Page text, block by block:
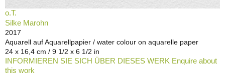
o.T.
Silke Marohn
2017
Aquarell auf Aquarellpapier / water colour on aquarelle paper
24 x 16,4 cm / 9 1/2 x 6 1/2 in
INFORMIEREN SIE SICH ÜBER DIESES WERK Enquire about
this work